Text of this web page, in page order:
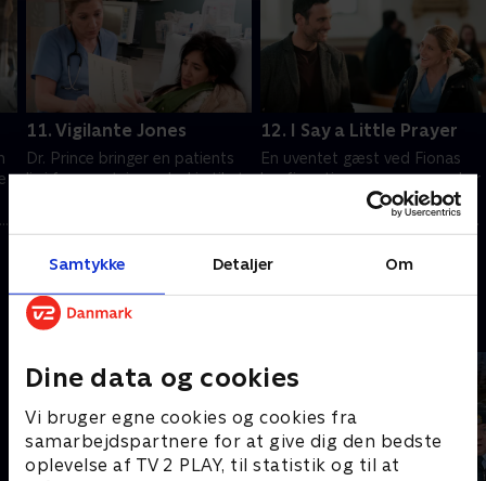
Samtykke Detaljer Om
Dine data og cookies
Vi bruger egne cookies og cookies fra
samarbejdspartnere for at give dig den bedste
oplevelse af TV 2 PLAY, til statistik og til at
11. Vigilante Jones
Dr. Prince bringer en patients
liv i fare, og tvinger Jackie til at
betydning for Jackie.
12. I Say a Little Prayer
En uventet gæst ved Fionas
konfirmationsprøve overrasker
alle. Jackie får tilbudt job på
Bellevue, men hun vil have Zoey
med.
Andre så også